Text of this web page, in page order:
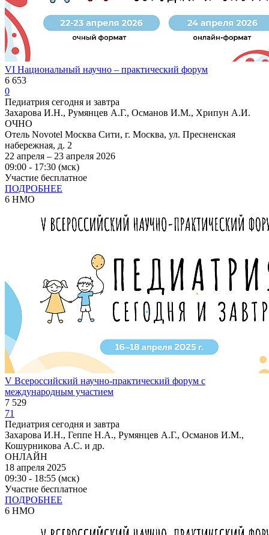
VI Национальный научно – практический форум
6 653
0
Педиатрия сегодня и завтра
Захарова И.Н., Румянцев А.Г., Османов И.М., Хрипун А.И.
ОЧНО
Отель Novotel Москва Сити, г. Москва, ул. Пресненская
набережная, д. 2
22 апреля – 23 апреля 2026
09:00 - 17:30 (мск)
Участие бесплатное
ПОДРОБНЕЕ
6 НМО
V Всероссийский научно-практический форум с
международным участием
7 529
71
Педиатрия сегодня и завтра
Захарова И.Н., Геппе Н.А., Румянцев А.Г., Османов И.М.,
Кошурникова А.С. и др.
ОНЛАЙН
18 апреля 2025
09:30 - 18:55 (мск)
Участие бесплатное
ПОДРОБНЕЕ
6 НМО